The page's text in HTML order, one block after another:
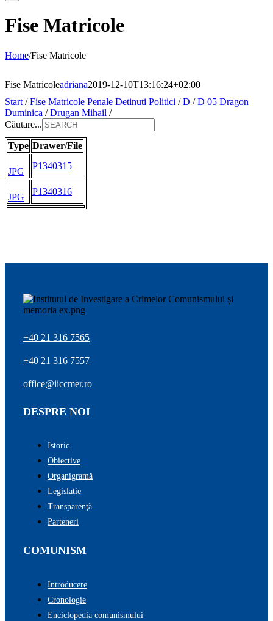
Fise Matricole
Home/Fise Matricole
Fise Matricoleadriana2019-12-10T13:16:24+02:00
Start /Fise Matricole Penale Detinuti Politici /D /D 05 Dragon
Duminica /Drugan Mihail /
Căutare...
Type Drawer/File
JPG
P1340315
JPG
P1340316
+40 21 316 7565
+40 21 316 7557
office@iiccmer.ro
DESPRE NOI
Istoric
Obiective
Organigramă
Legislație
Transparenţă
Parteneri
COMUNISM
Introducere
Cronologie
Enciclopedia comunismului